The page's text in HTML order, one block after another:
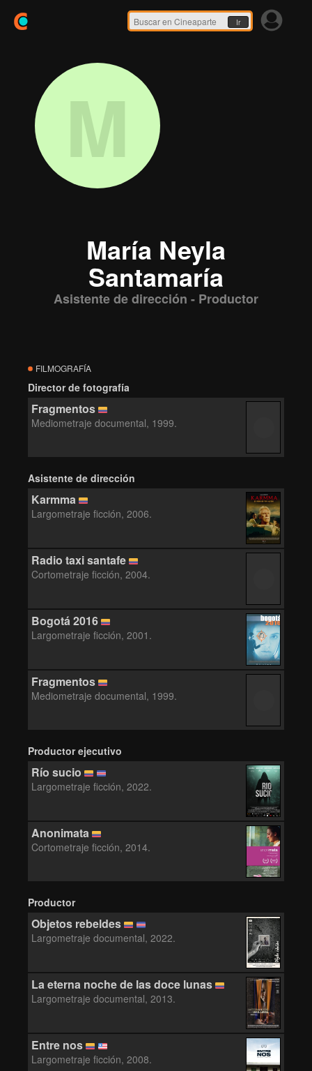
Ir
M
María Neyla
Santamaría
Asistente de dirección - Productor
FILMOGRAFÍA
Director de fotografía
Fragmentos
Mediometraje documental, 1999.
Asistente de dirección
Karmma
Largometraje ficción, 2006.
Radio taxi santafe
Cortometraje ficción, 2004.
Bogotá 2016
Largometraje ficción, 2001.
Fragmentos
Mediometraje documental, 1999.
Productor ejecutivo
Río sucio
Largometraje ficción, 2022.
Anonimata
Cortometraje ficción, 2014.
Productor
Objetos rebeldes
Largometraje documental, 2022.
La eterna noche de las doce lunas
Largometraje documental, 2013.
Entre nos
Largometraje ficción, 2008.